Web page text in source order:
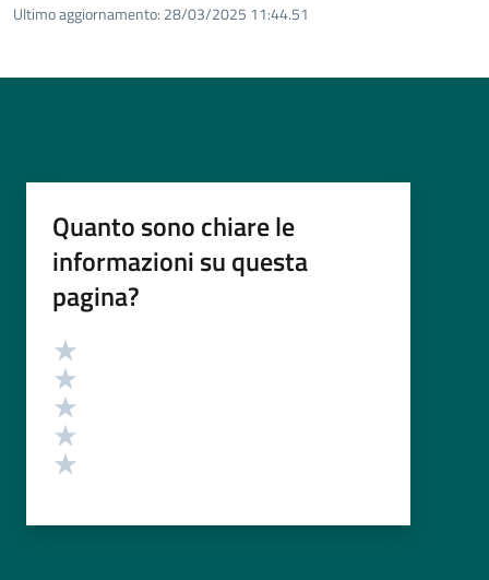
Ultimo aggiornamento: 28/03/2025 11:44.51
Quanto sono chiare le
informazioni su questa
pagina?
Valutazione